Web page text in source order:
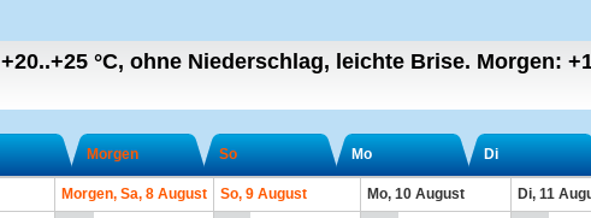
+20..+25 °C, ohne Niederschlag, leichte Brise. Morgen:
Morgen So Mo Di
Morgen, Sa, 8 August So, 9 August Mo, 10 August Di, 11